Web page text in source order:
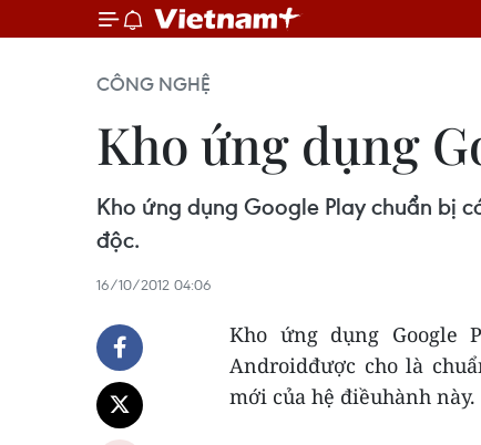
CÔNG NGHỆ
Kho ứng dụng
Kho ứng dụng Google Play chuẩn bị
độc.
16/10/2012 04:06
Kho ứng dụng Google
Androidđược cho là
mới của hệ điềuhành này.